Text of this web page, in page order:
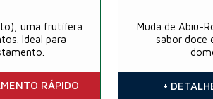
uma frutífera
Ideal para
RÁPIDO
Muda de Abiu-
sabor doce
+